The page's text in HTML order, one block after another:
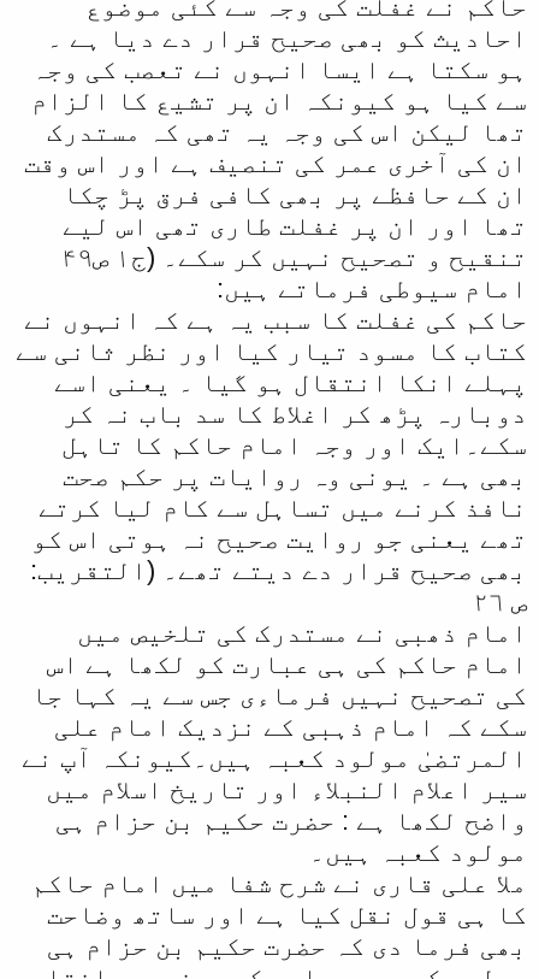
حاکم نے غفلت کی وجہ سے کئی موضوع
احادیث کو بھی صحیح قرار دے دیا ہے ۔
ہو سکتا ہے ایسا انہوں نے تعصب کی وجہ
سے کیا ہو کیونکہ ان پر تشیع کا الزام
تھا لیکن اس کی وجہ یہ تھی کہ مستدرک
ان کی آخری عمر کی تنصیف ہے اور اس وقت
ان کے حافظے پر بھی کافی فرق پڑ چکا
تھا اور ان پر غفلت طاری تھی اس لیے
تنقیح و تصحیح نہیں کر سکے۔ (ج١ ص۴۹
امام سیوطی فرماتے ہیں:
حاکم کی غفلت کا سبب یہ ہے کہ انہوں نے
کتاب کا مسود تیار کیا اور نظر ثانی سے
پہلے انکا انتقال ہو گیا ۔ یعنی اسے
دوبارہ پڑھ کر اغلاط کا سد باب نہ کر
سکے۔ایک اور وجہ امام حاکم کا تاہل
بھی ہے ۔ یونی وہ روایات پر حکم صحت
نافذ کرنے میں تساہل سے کام لیا کرتے
تھے یعنی جو روایت صحیح نہ ہوتی اس کو
بھی صحیح قرار دے دیتے تھے۔ (التقریب:
ص ۲٦
امام ذھبی نے مستدرک کی تلخیص میں
امام حاکم کی ہی عبارت کو لکھا ہے اس
کی تصحیح نہیں فرماءی جس سے یہ کہا جا
سکے کہ امام ذہبی کے نزدیک امام علی
المرتضیٰ مولود کعبہ ہیں۔کیونکہ آپ نے
سیر اعلام النبلاء اور تاریخ اسلام میں
واضح لکھا ہے : حضرت حکیم بن حزام ہی
مولود کعبہ ہیں۔
ملا علی قاری نے شرح شفا میں امام حاکم
کا ہی قول نقل کیا ہے اور ساتھ وضاحت
بھی فرما دی کہ حضرت حکیم بن حزام ہی